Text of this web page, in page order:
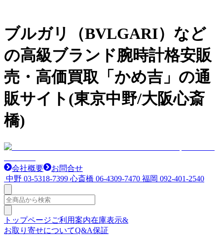
ブルガリ（BVLGARI）など
の高級ブランド腕時計格安販
売・高価買取「かめ吉」の通
販サイト(東京中野/大阪心斎
橋)
会社概要
お問合せ
中野 03-5318-7399 心斎橋 06-4309-7470 福岡 092-401-2540
トップページご利用案内在庫表示&
お取り寄せについてQ&A保証